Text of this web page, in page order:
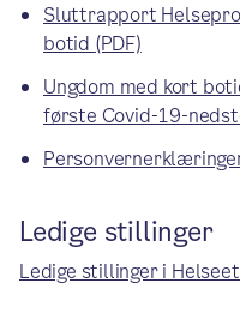
Sluttrapport
botid (PDF)
Ungdom med kort
første Covid-19-
Ledige stillinger
Ledige stillinger i